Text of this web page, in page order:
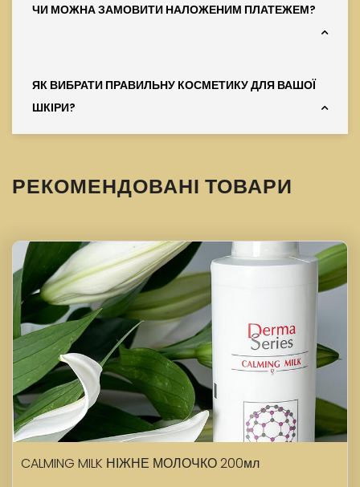
ЧИ МОЖНА ЗАМОВИТИ НАЛОЖЕНИМ ПЛАТЕЖЕМ?
ЯК ВИБРАТИ ПРАВИЛЬНУ КОСМЕТИКУ ДЛЯ ВАШОЇ
ШКІРИ?
РЕКОМЕНДОВАНІ ТОВАРИ
CALMING MILK НІЖНЕ МОЛОЧКО 200мл